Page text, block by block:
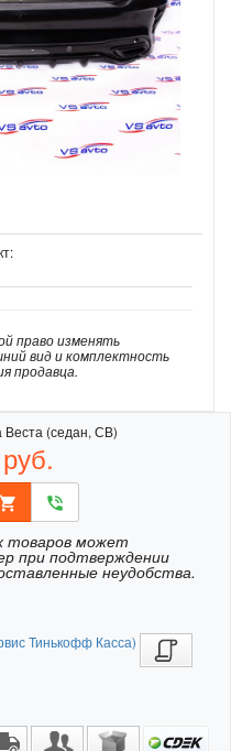
право изменять
вид и комплектность
продавца.
Веста (седан, СВ)
руб.
phone_in_talk
товаров может
при подтверждении
неудобства.